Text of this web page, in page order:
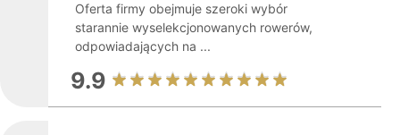
Oferta firmy obejmuje szeroki wybór
starannie wyselekcjonowanych rowerów,
odpowiadających na ...
9.9